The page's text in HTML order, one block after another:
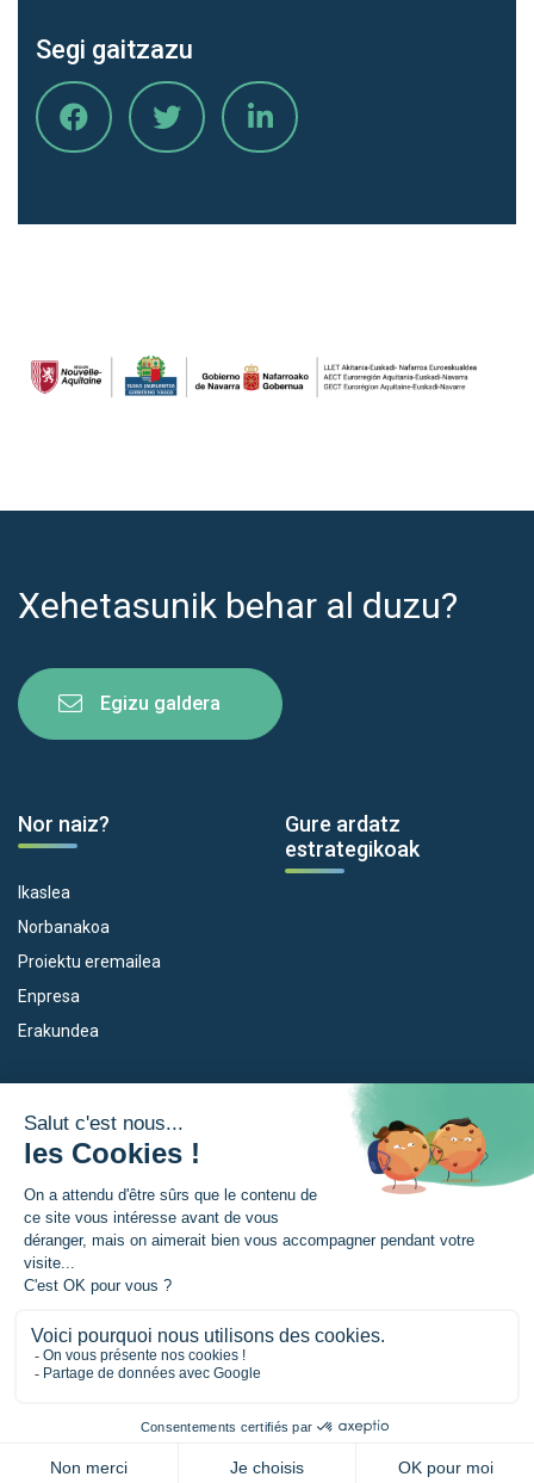
Segi gaitzazu
Xehetasunik behar al duzu?
Egizu galdera
Nor naiz?
Ikaslea
Norbanakoa
Proiektu eremailea
Enpresa
Erakundea
Gure ardatz
estrategikoak
Empleo
Eskola Futura
Forma NAEN
TRANSFERMUGA-RREKIN
Euroeskualdea
Zer da Euroeskualdea?
Berriak
Prentsa gunia
© Akitania-Berria Euskadi Nafarroa Euroeskualdeak |Legezko oharrak